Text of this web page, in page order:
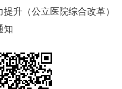
升（公立医院综合改革）
知